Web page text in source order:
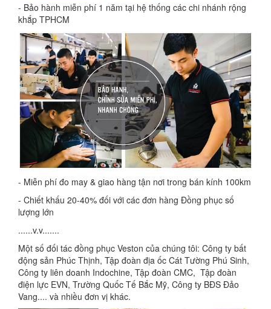
- Bảo hành miễn phí 1 năm tại hệ thống các chi nhánh rộng
khắp TPHCM
- Miễn phí đo may & giao hàng tận nơi trong bán kính 100km
- Chiết khấu 20-40% đối với các đơn hàng Đồng phục số
lượng lớn
......v.v.......
Một số đối tác đồng phục Veston của chúng tôi: Công ty bất
động sản Phúc Thịnh, Tập đoàn địa ốc Cát Tường Phú Sinh,
Công ty liên doanh Indochine, Tập đoàn CMC, Tập đoàn
điện lực EVN, Trường Quốc Tế Bắc Mỹ, Công ty BĐS Đảo
Vang.... và nhiều đơn vị khác.